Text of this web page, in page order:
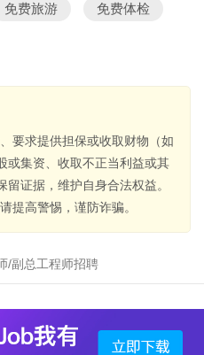
免费旅游 免费体检
要求提供担保或收取财物（如
或集资、收取不正当利益或其
证据，维护自身合法权益。
提高警惕，谨防诈骗。
/副总工程师招聘